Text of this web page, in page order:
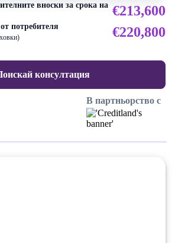
вноски за срока на €213,600
потребителя €220,800
консултация
В партньорство с